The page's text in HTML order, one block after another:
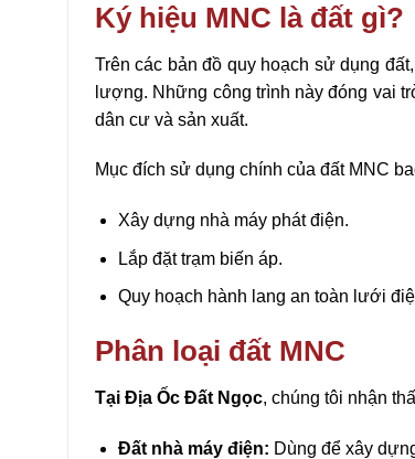
Ký hiệu MNC là đất gì?
Trên các bản đồ quy hoạch sử dụng đất,
lượng. Những công trình này đóng vai
dân cư và sản xuất.
Mục đích sử dụng chính của đất MNC
Xây dựng nhà máy phát điện.
Lắp đặt trạm biến áp.
Quy hoạch hành lang an toàn lưới
Phân loại đất MNC
Tại Địa Ốc Đất Ngọc, chúng tôi nhận
Đất nhà máy điện: Dùng để xây